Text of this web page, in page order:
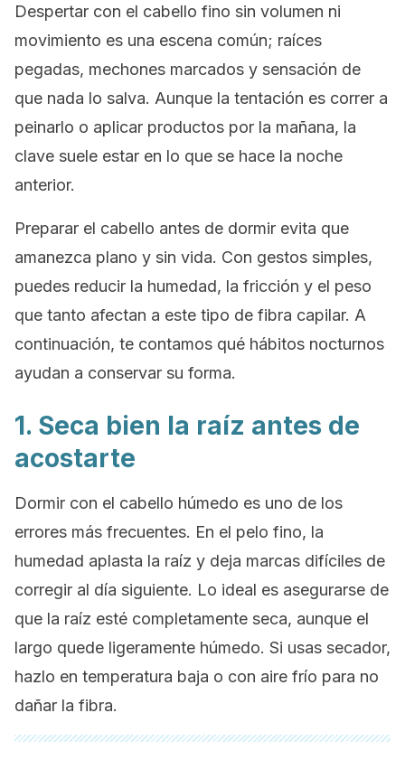
Despertar con el cabello fino sin volumen ni
movimiento es una escena común; raíces
pegadas, mechones marcados y sensación de
que nada lo salva. Aunque la tentación es correr a
peinarlo o aplicar productos por la mañana, la
clave suele estar en lo que se hace la noche
anterior.
Preparar el cabello antes de dormir evita que
amanezca plano y sin vida. Con gestos simples,
puedes reducir la humedad, la fricción y el peso
que tanto afectan a este tipo de fibra capilar. A
continuación, te contamos qué hábitos nocturnos
ayudan a conservar su forma.
1. Seca bien la raíz antes de
acostarte
Dormir con el cabello húmedo es uno de los
errores más frecuentes. En el pelo fino, la
humedad aplasta la raíz y deja marcas difíciles de
corregir al día siguiente. Lo ideal es asegurarse de
que la raíz esté completamente seca, aunque el
largo quede ligeramente húmedo. Si usas secador,
hazlo en temperatura baja o con aire frío para no
dañar la fibra.